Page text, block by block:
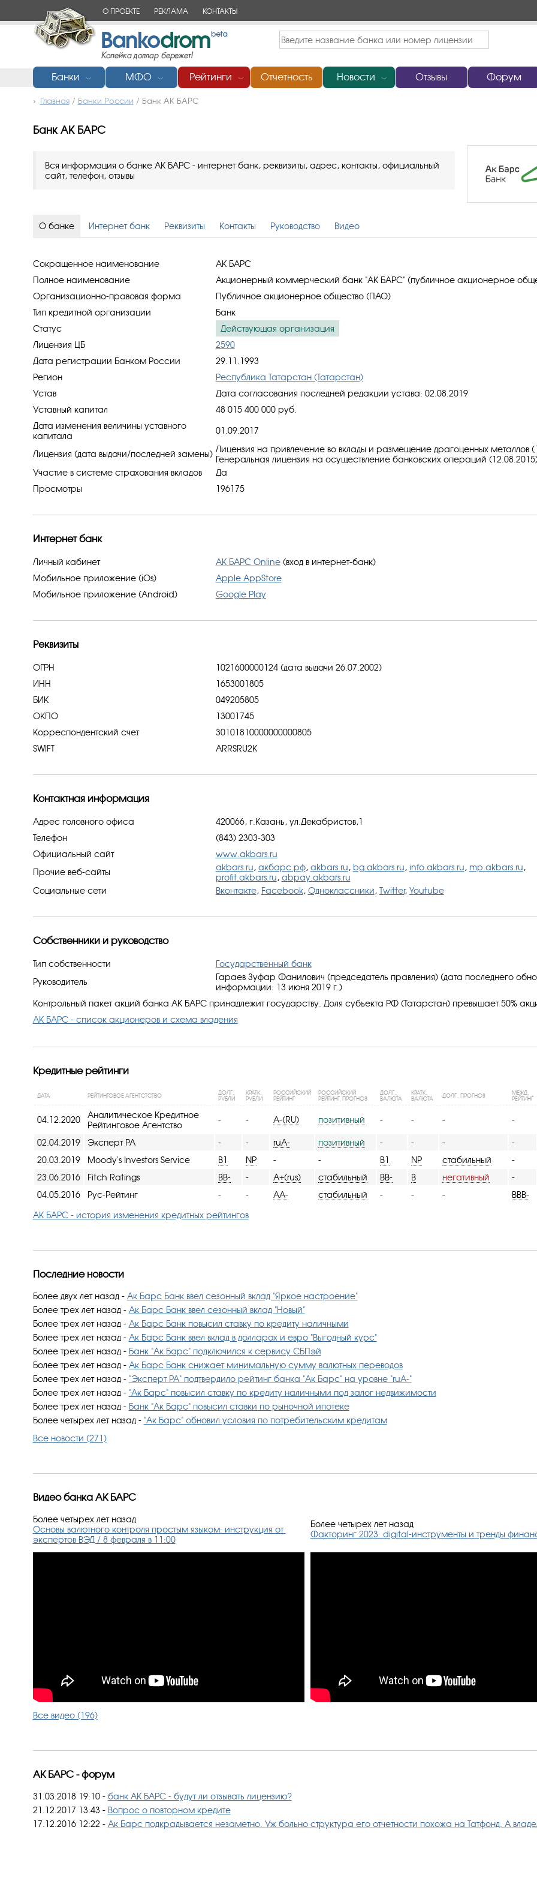
О ПРОЕКТЕ РЕКЛАМА КОНТАКТЫ
Банки ﹀ МФО ﹀ Рейтинги ﹀ Отчетность Новости ﹀ Отзывы Форум
Главная/ Банки России / Банк АК БАРС
Банк АК БАРС
Вся информация о банке АК БАРС - интернет банк, реквизиты, адрес, контакты, официальный
сайт, телефон, отзывы
О банке Интернет банк Реквизиты Контакты Руководство Видео
Сокращенное наименование
АК БАРС
Полное наименование
Акционерный коммерческий банк "АК БАРС" (публичное акционерное
Организационно-правовая форма
Публичное акционерное общество (ПАО)
Тип кредитной организации
Банк
Статус
Действующая организация
Лицензия ЦБ
2590
Дата регистрации Банком России
29.11.1993
Регион
Республика Татарстан (Татарстан)
Устав
Дата согласования последней редакции устава: 02.08.2019
Уставный капитал
48 015 400 000 руб.
Дата изменения величины уставного
капитала
01.09.2017
Лицензия (дата выдачи/последней замены) Лицензия на привлечение во вклады и размещение драгоценных металлов
Генеральная лицензия на осуществление банковских операций
Участие в системе страхования вкладов
Да
Просмотры
196175
Интернет банк
Личный кабинет АК БАРС Online(вход в интернет-банк)
Мобильное приложение (iOs)
Apple AppStore
Мобильное приложение (Android)
Google Play
Реквизиты
ОГРН
1021600000124 (дата выдачи 26.07.2002)
ИНН
1653001805
БИК
049205805
ОКПО
13001745
Корреспондентский счет
30101810000000000805
SWIFT
ARRSRU2K
Контактная информация
Адрес головного офиса
420066, г.Казань, ул.Декабристов,1
Телефон
(843) 2303-303
Официальный сайт
www.akbars.ru
Прочие веб-сайты
akbars.ru, акбарс.рф, akbars.ru, bg.akbars.ru, info.akbars.ru, mp.akbars.ru,
profit.akbars.ru, аbpay.akbars.ru
Социальные сети
Вконтакте, Facebook, Одноклассники, Twitter, Youtube
Собственники и руководство
Тип собственности
Государственный банк
Руководитель
Гараев Зуфар Фанилович (председатель правления) (дата последнего
информации: 13 июня 2019 г.)
Контрольный пакет акций банка АК БАРС принадлежит государству. Доля субъекта РФ (Татарстан) превышает 50%
АК БАРС - список акционеров и схема владения
Кредитные рейтинги
ДАТА РЕЙТИНГОВОЕ АГЕНТСТСТВО
ДОЛГ.,
РУБЛИ
КРАТК.,
РУБЛИ
РОССИЙСКИЙ
РЕЙТИНГ
РОССИЙСКИЙ
РЕЙТИНГ, ПРОГНОЗ
ДОЛГ.,
ВАЛЮТА
КРАТК.,
ВАЛЮТА
ДОЛГ., ПРОГНОЗ
МЕЖД.
РЕЙТИНГ
04.12.2020
Аналитическое Кредитное
Рейтинговое Агентство
- - A-(RU) позитивный - - - -
02.04.2019 Эксперт РА - - ruA- позитивный - - - -
20.03.2019
Moody's Investors Service B1 NP - - B1 NP стабильный -
23.06.2016
Fitch Ratings BB- - A+(rus) стабильный BB- B негативный -
04.05.2016
Рус-Рейтинг - - AA- стабильный - - - BBB-
АК БАРС - история изменения кредитных рейтингов
Последние новости
Более двух лет назад - Ак Барс Банк ввел сезонный вклад "Яркое настроение"
Более трех лет назад - Ак Барс Банк ввел сезонный вклад "Новый"
Более трех лет назад - Ак Барс Банк повысил ставку по кредиту наличными
Более трех лет назад - Ак Барс Банк ввел вклад в долларах и евро "Выгодный курс"
Более трех лет назад - Банк "​​Ак Барс" подключился к сервису СБПэй
Более трех лет назад - Ак Барс Банк снижает минимальную сумму валютных переводов
Более трех лет назад - "Эксперт РА" подтвердило рейтинг банка "Ак Барс" на уровне "ruА-"
Более трех лет назад - "Ак Барс" повысил ставку по кредиту наличными под залог недвижимости
Более трех лет назад - Банк "​Ак Барс"​ повысил ставки по рыночной ипотеке
Более четырех лет назад - "Ак Барс" обновил условия по потребительским кредитам
Все новости (271)
Видео банка АК БАРС
Более четырех лет назад
Основы валютного контроля простым языком: инструкция от
экспертов ВЭД / 8 февраля в 11:00
Более четырех лет назад
Факторинг 2023: digital-инструменты и тренды
Все видео (196)
АК БАРС - форум
31.03.2018 19:10 - банк АК БАРС - будут ли отзывать лицензию?
21.12.2017 13:43 - Вопрос о повторном кредите
17.12.2016 12:22 - Ак Барс подкрадывается незаметно. Уж больно структура его отчетности похожа на Татфонд. А